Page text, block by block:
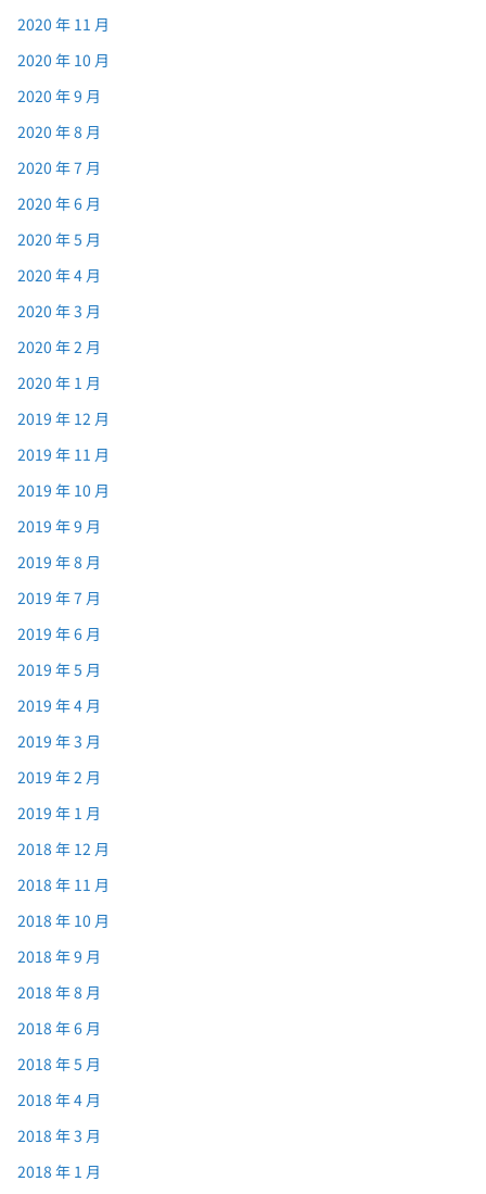
2020 年 11 月
2020 年 10 月
2020 年 9 月
2020 年 8 月
2020 年 7 月
2020 年 6 月
2020 年 5 月
2020 年 4 月
2020 年 3 月
2020 年 2 月
2020 年 1 月
2019 年 12 月
2019 年 11 月
2019 年 10 月
2019 年 9 月
2019 年 8 月
2019 年 7 月
2019 年 6 月
2019 年 5 月
2019 年 4 月
2019 年 3 月
2019 年 2 月
2019 年 1 月
2018 年 12 月
2018 年 11 月
2018 年 10 月
2018 年 9 月
2018 年 8 月
2018 年 6 月
2018 年 5 月
2018 年 4 月
2018 年 3 月
2018 年 1 月